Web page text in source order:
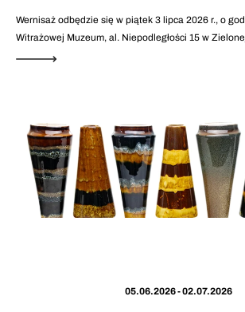
Wernisaż odbędzie się w piątek 3 lipca 2026 r., o
Witrażowej Muzeum, al. Niepodległości 15 w
05.06.2026 - 02.07.2026